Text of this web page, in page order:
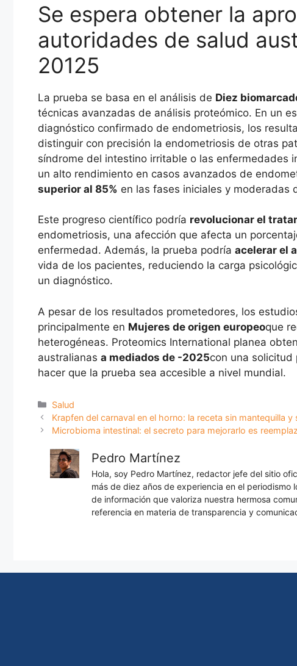
Se espera obtener la
autoridades de salud
20125
La prueba se basa en el análisis de Diez
técnicas avanzadas de análisis proteómico. En un
diagnóstico confirmado de endometriosis, los
distinguir con precisión la endometriosis de otras
síndrome del intestino irritable o las enfermedades
un alto rendimiento en casos avanzados de
superior al 85% en las fases iniciales y moderadas
Este progreso científico podría revolucionar el
endometriosis, una afección que afecta un
enfermedad. Además, la prueba podría acelerar el
vida de los pacientes, reduciendo la carga
un diagnóstico.
A pesar de los resultados prometedores, los
principalmente en Mujeres de origen europeoque
heterogéneas. Proteomics International planea
australianas a mediados de -2025con una solicitud
hacer que la prueba sea accesible a nivel mundial.
Categorías
Salud
Krapfen del carnaval en el horno: la receta sin mantequilla
Microbioma intestinal: el secreto para mejorarlo es
Pedro Martínez
Hola, soy Pedro Martínez, redactor jefe del sitio
más de diez años de experiencia en el
de información que valoriza nuestra hermosa
referencia en materia de transparencia y